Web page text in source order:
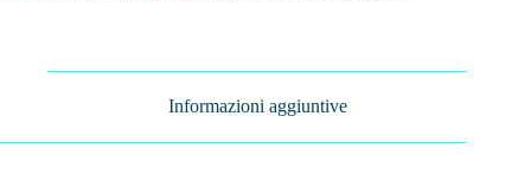
Informazioni aggiuntive